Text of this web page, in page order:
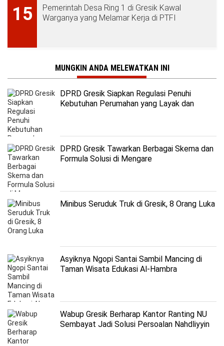
15
Pemerintah Desa Ring 1 di Gresik Kawal
Warganya yang Melamar Kerja di PTFI
MUNGKIN ANDA MELEWATKAN INI
DPRD Gresik Siapkan Regulasi Penuhi
Kebutuhan Perumahan yang Layak dan
DPRD Gresik Tawarkan Berbagai Skema dan
Formula Solusi di Mengare
Minibus Seruduk Truk di Gresik, 8 Orang Luka
Asyiknya Ngopi Santai Sambil Mancing di
Taman Wisata Edukasi Al-Hambra
Wabup Gresik Berharap Kantor Ranting NU
Sembayat Jadi Solusi Persoalan Nahdliyyin